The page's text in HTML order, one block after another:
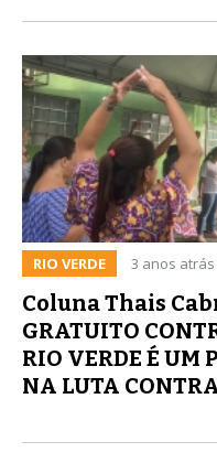
RIO VERDE 3 anos atrás
Coluna Thais
GRATUITO
RIO VERDE É UM
NA LUTA